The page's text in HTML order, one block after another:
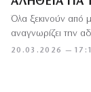
20.03.2026 —
Όλα ξεκινούν από
αναγνωρίζει την